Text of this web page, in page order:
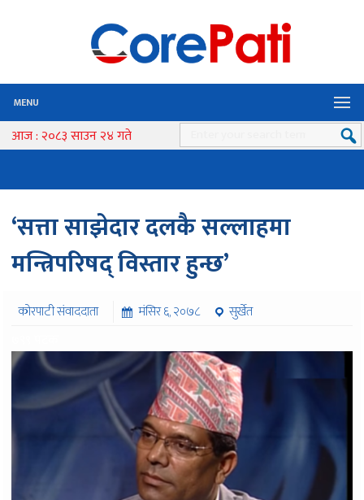
MENU
आज : २०८३ साउन २४ गते
‘सत्ता साझेदार दलकै सल्लाहमा
मन्त्रिपरिषद् विस्तार हुन्छ’
कोरपाटी संवाददाता मंसिर ६, २०७८
सुर्खेत